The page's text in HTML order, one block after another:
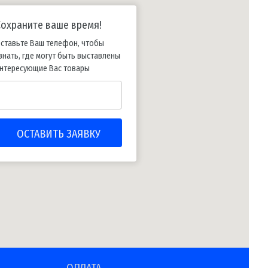
ваше время!
Ваш телефон, чтобы
где могут быть выставлены
Вас товары